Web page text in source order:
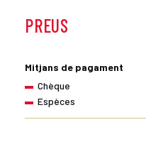
PREUS
Mitjans de pagament
Chèque
Espèces